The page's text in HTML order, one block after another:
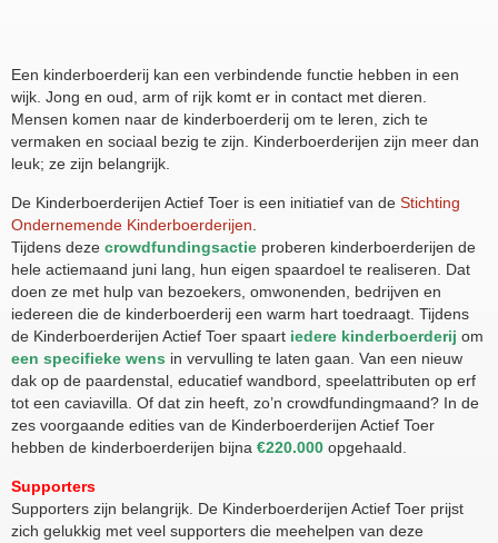
Een kinderboerderij kan een verbindende functie hebben in een
wijk. Jong en oud, arm of rijk komt er in contact met dieren.
Mensen komen naar de kinderboerderij om te leren, zich te
vermaken en sociaal bezig te zijn. Kinderboerderijen zijn meer dan
leuk; ze zijn belangrijk.
De Kinderboerderijen Actief Toer is een initiatief van de Stichting
Ondernemende Kinderboerderijen
Tijdens deze crowdfundingsactie proberen kinderboerderijen de
hele actiemaand juni lang, hun eigen spaardoel te realiseren. Dat
doen ze met hulp van bezoekers, omwonenden, bedrijven en
iedereen die de kinderboerderij een warm hart toedraagt. Tijdens
de Kinderboerderijen Actief Toer spaart iedere kinderboerderij om
een specifieke wens in vervulling te laten gaan. Van een nieuw
dak op de paardenstal, educatief wandbord, speelattributen op erf
tot een caviavilla. Of dat zin heeft, zo’n crowdfundingmaand? In de
zes voorgaande edities van de Kinderboerderijen Actief Toer
hebben de kinderboerderijen bijna €220.000 opgehaald.
Supporters
Supporters zijn belangrijk. De Kinderboerderijen Actief Toer prijst
zich gelukkig met veel supporters die meehelpen van deze